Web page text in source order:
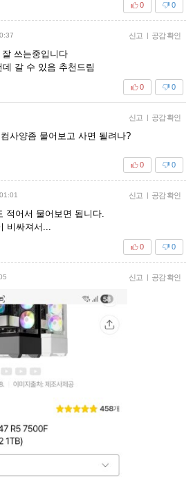
0
0
신고 | 공감 확인
쓰는중입니다
갈 수 있음 추천드림
0
0
신고 | 공감 확인
사양좀 물어보고 사면 될려나?
0
0
신고 | 공감 확인
적어서 물어보면 됩니다.
비싸져서...
0
0
신고 | 공감 확인